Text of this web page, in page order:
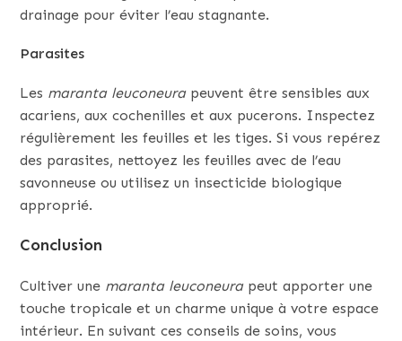
drainage pour éviter l’eau stagnante.
Parasites
Les maranta leuconeurapeuvent être sensibles aux
acariens, aux cochenilles et aux pucerons. Inspectez
régulièrement les feuilles et les tiges. Si vous repérez
des parasites, nettoyez les feuilles avec de l’eau
savonneuse ou utilisez un insecticide biologique
approprié.
Conclusion
Cultiver une maranta leuconeurapeut apporter une
touche tropicale et un charme unique à votre espace
intérieur. En suivant ces conseils de soins, vous